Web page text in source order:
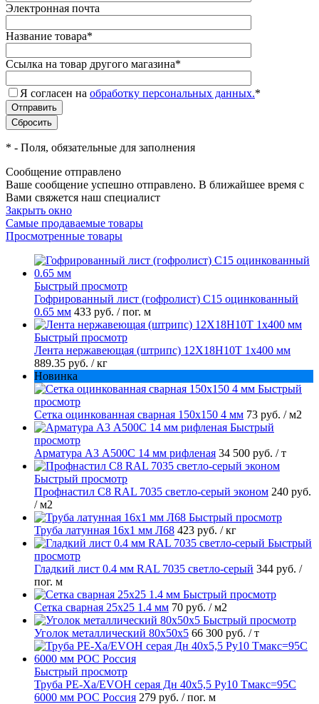
Электронная почта
Название товара*
Ссылка на товар другого магазина*
Я согласен на обработку персональных данных.*
* - Поля, обязательные для заполнения
Сообщение отправлено
Ваше сообщение успешно отправлено. В ближайшее время с
Вами свяжется наш специалист
Закрыть окно
Самые продаваемые товары
Просмотренные товары
Быстрый просмотр
Гофрированный лист (гофролист) С15 оцинкованный
0.65 мм 433 руб. / пог. м
Быстрый просмотр
Лента нержавеющая (штрипс) 12Х18Н10Т 1х400 мм
889.35 руб. / кг
Новинка
Быстрый
просмотр
Сетка оцинкованная сварная 150х150 4 мм 73 руб. / м2
Быстрый
просмотр
Арматура А3 А500С 14 мм рифленая 34 500 руб. / т
Быстрый просмотр
Профнастил С8 RAL 7035 светло-серый эконом 240 руб.
/ м2
Быстрый просмотр
Труба латунная 16х1 мм Л68 423 руб. / кг
Быстрый
просмотр
Гладкий лист 0.4 мм RAL 7035 светло-серый 344 руб. /
пог. м
Быстрый просмотр
Сетка сварная 25х25 1.4 мм 70 руб. / м2
Быстрый просмотр
Уголок металлический 80х50х5 66 300 руб. / т
Быстрый просмотр
Труба PE-Xa/EVOH серая Дн 40х5,5 Ру10 Тмакс=95C
6000 мм РОС Россия 279 руб. / пог. м